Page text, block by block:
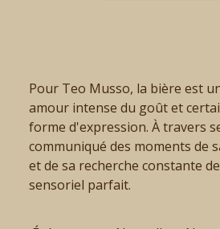
Pour Teo Musso, la bière est
amour intense du goût et
forme d'expression. À travers
communiqué des moments de
et de sa recherche constante
sensoriel parfait.